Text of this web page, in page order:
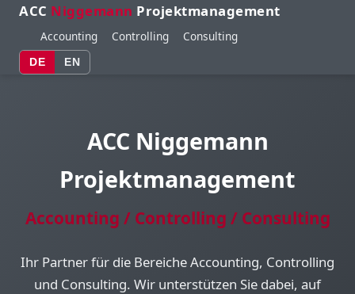
ACC Niggemann Projektmanagement
Accounting Controlling Consulting
DE EN
ACC Niggemann
Projektmanagement
Accounting / Controlling / Consulting
Ihr Partner für die Bereiche Accounting, Controlling
und Consulting. Wir unterstützen Sie dabei, auf